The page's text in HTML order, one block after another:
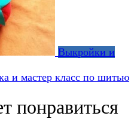
Выкройки и
и мастер класс по шитью
понравиться